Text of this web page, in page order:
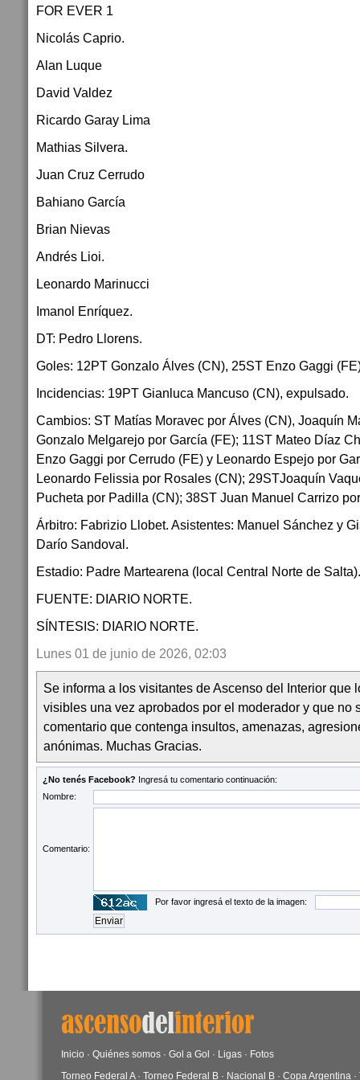
FOR EVER 1
Nicolás Caprio.
Alan Luque
David Valdez
Ricardo Garay Lima
Mathias Silvera.
Juan Cruz Cerrudo
Bahiano García
Brian Nievas
Andrés Lioi.
Leonardo Marinucci
Imanol Enríquez.
DT: Pedro Llorens.
Goles: 12PT Gonzalo Álves (CN), 25ST Enzo Gaggi
Incidencias: 19PT Gianluca Mancuso (CN), expulsado.
Cambios: ST Matías Moravec por Álves (CN), Joaquín
Gonzalo Melgarejo por García (FE); 11ST Mateo Díaz
Enzo Gaggi por Cerrudo (FE) y Leonardo Espejo por
Leonardo Felissia por Rosales (CN); 29STJoaquín
Pucheta por Padilla (CN); 38ST Juan Manuel Carrizo
Árbitro: Fabrizio Llobet. Asistentes: Manuel Sánchez y
Darío Sandoval.
Estadio: Padre Martearena (local Central Norte de Salta).
FUENTE: DIARIO NORTE.
SÍNTESIS: DIARIO NORTE.
Lunes 01 de junio de 2026, 02:03
Se informa a los visitantes de Ascenso del Interior que
visibles una vez aprobados por el moderador y que no
comentario que contenga insultos, amenazas,
anónimas. Muchas Gracias.
¿No tenés Facebook? Ingresá tu comentario continuación:
Nombre:
Comentario:
Por favor ingresá el texto de la imagen:
Inicio · Quiénes somos · Gol a Gol · Ligas · Fotos
Torneo Federal A· Torneo Federal B · Nacional B · Copa Argentina ·